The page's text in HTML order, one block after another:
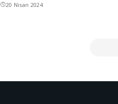
20 Nisan 2024